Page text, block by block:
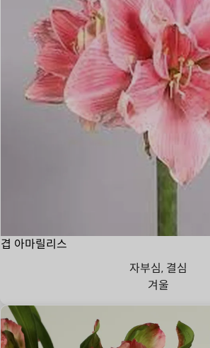
겹 아마릴리스
자부심, 결심
겨울